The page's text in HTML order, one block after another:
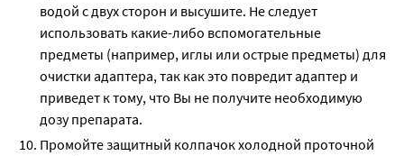
водой с двух сторон и высушите. Не следует
использовать какие-либо вспомогательные
предметы (например, иглы или острые предметы) для
очистки адаптера, так как это повредит адаптер и
приведет к тому, что Вы не получите необходимую
дозу препарата.
Промойте защитный колпачок холодной проточной